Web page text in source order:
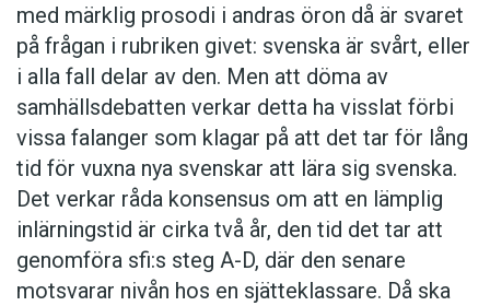
med märklig prosodi i andras öron då är svaret
på frågan i rubriken givet: svenska är svårt, eller
i alla fall delar av den. Men att döma av
samhällsdebatten verkar detta ha visslat förbi
vissa falanger som klagar på att det tar för lång
tid för vuxna nya svenskar att lära sig svenska.
Det verkar råda konsensus om att en lämplig
inlärningstid är cirka två år, den tid det tar att
genomföra sfi:s steg A-D, där den senare
motsvarar nivån hos en sjätteklassare. Då ska